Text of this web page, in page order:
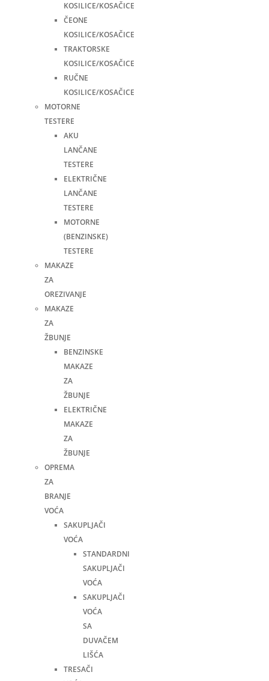
KOSILICE/KOSAČICE
ČEONE
KOSILICE/KOSAČICE
TRAKTORSKE
KOSILICE/KOSAČICE
RUČNE
KOSILICE/KOSAČICE
MOTORNE
TESTERE
AKU
LANČANE
TESTERE
ELEKTRIČNE
LANČANE
TESTERE
MOTORNE
(BENZINSKE)
TESTERE
MAKAZE
ZA
OREZIVANJE
MAKAZE
ZA
ŽBUNJE
BENZINSKE
MAKAZE
ZA
ŽBUNJE
ELEKTRIČNE
MAKAZE
ZA
ŽBUNJE
OPREMA
ZA
BRANJE
VOĆA
SAKUPLJAČI
VOĆA
STANDARDNI
SAKUPLJAČI
VOĆA
SAKUPLJAČI
VOĆA
SA
DUVAČEM
LIŠĆA
TRESAČI